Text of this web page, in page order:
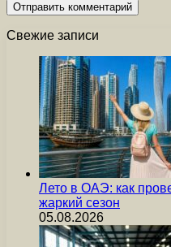
Свежие записи
Лето в ОАЭ: как
жаркий сезон
05.08.2026